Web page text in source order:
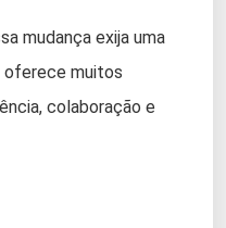
mudança exija uma
oferece muitos
colaboração e